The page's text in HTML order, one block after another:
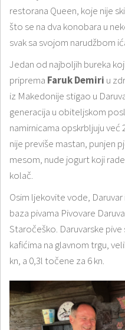
restorana Queen, koje nije
što se na dva konobara u
svak sa svojom narudžbom
Jedan od najboljih bureka
priprema Faruk Demiri u
iz Makedonije stigao u
generacija u obiteljskom
namirnicama opskrbljuju
nije previše mastan, punjen
mesom, nude jogurt koji
kolač.
Osim ljekovite vode,
baza pivama Pivovare
Staročeško. Daruvarske pive
kafićima na glavnom trgu,
kn, a 0,3l točene za 6 kn.